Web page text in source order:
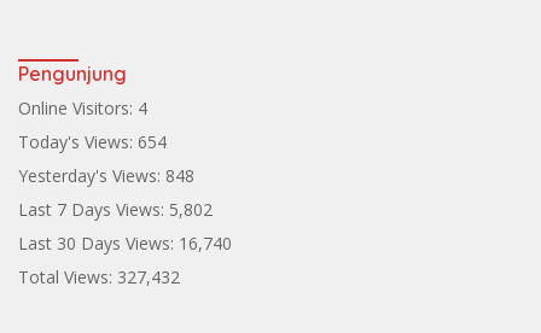
Pengunjung
Online Visitors: 4
Today's Views: 654
Yesterday's Views: 848
Last 7 Days Views: 5,802
Last 30 Days Views: 16,740
Total Views: 327,432